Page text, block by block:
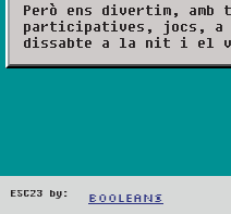
Però ens divertim, amb
participatives, jocs, a
dissabte a la nit i el
ESC23 by: Booleans